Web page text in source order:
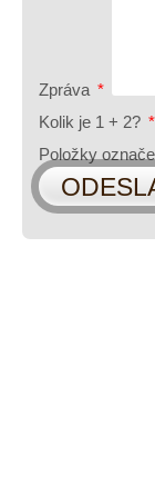
Zpráva *
Kolik je 1 + 2? *
Položky